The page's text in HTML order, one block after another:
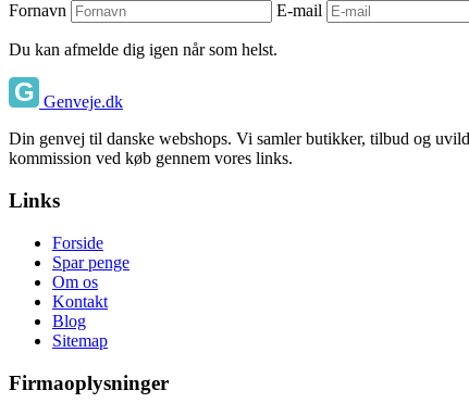
Fornavn E-mail
Du kan afmelde dig igen når som helst.
Genveje.dk
Din genvej til danske webshops. Vi samler butikker, tilbud og
kommission ved køb gennem vores links.
Links
Forside
Spar penge
Om os
Kontakt
Blog
Sitemap
Firmaoplysninger